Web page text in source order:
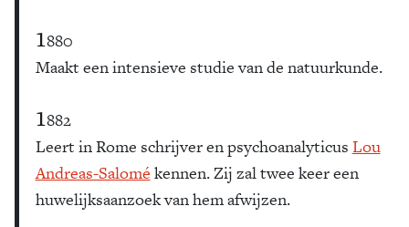
1880
Maakt een intensieve studie van de natuurkunde.
1882
Leert in Rome schrijver en psychoanalyticus Lou
Andreas-Salomé kennen. Zij zal twee keer een
huwelijksaanzoek van hem afwijzen.